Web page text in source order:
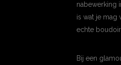
nabewerking
is wat je mag
echte
Bij een